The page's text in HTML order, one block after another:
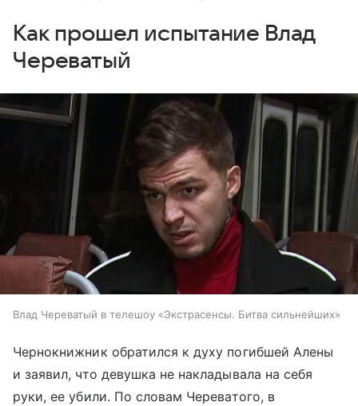
Как прошел испытание Влад
Череватый
Влад Череватый в телешоу «Экстрасенсы. Битва сильнейших»
Чернокнижник обратился к духу погибшей Алены
и заявил, что девушка не накладывала на себя
руки, ее убили. По словам Череватого, в